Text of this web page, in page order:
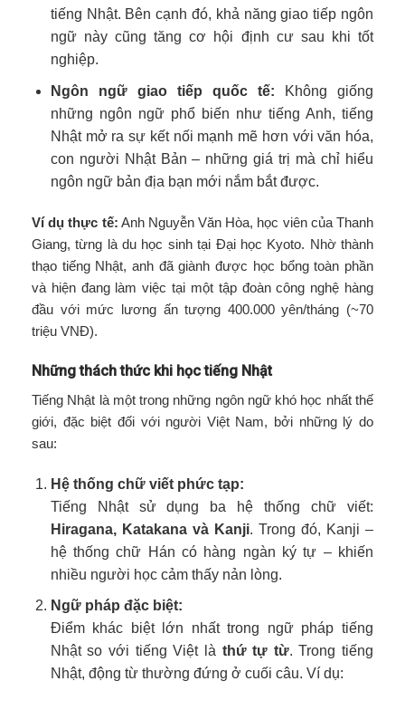
tiếng Nhật. Bên cạnh đó, khả năng giao tiếp ngôn
ngữ này cũng tăng cơ hội định cư sau khi tốt
nghiệp.
Ngôn ngữ giao tiếp quốc tế: Không giống
những ngôn ngữ phổ biến như tiếng Anh, tiếng
Nhật mở ra sự kết nối mạnh mẽ hơn với văn hóa,
con người Nhật Bản – những giá trị mà chỉ hiểu
ngôn ngữ bản địa bạn mới nắm bắt được.
Ví dụ thực tế: Anh Nguyễn Văn Hòa, học viên của Thanh
Giang, từng là du học sinh tại Đại học Kyoto. Nhờ thành
thạo tiếng Nhật, anh đã giành được học bổng toàn phần
và hiện đang làm việc tại một tập đoàn công nghệ hàng
đầu với mức lương ấn tượng 400.000 yên/tháng (~70
triệu VNĐ).
Những thách thức khi học tiếng Nhật
Tiếng Nhật là một trong những ngôn ngữ khó học nhất thế
giới, đặc biệt đối với người Việt Nam, bởi những lý do
sau:
Hệ thống chữ viết phức tạp:
Tiếng Nhật sử dụng ba hệ thống chữ viết:
Hiragana, Katakana và Kanji. Trong đó, Kanji –
hệ thống chữ Hán có hàng ngàn ký tự – khiến
nhiều người học cảm thấy nản lòng.
Ngữ pháp đặc biệt:
Điểm khác biệt lớn nhất trong ngữ pháp tiếng
Nhật so với tiếng Việt là thứ tự từ. Trong tiếng
Nhật, động từ thường đứng ở cuối câu. Ví dụ: